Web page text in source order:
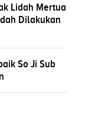
Lidah Mertua
Dilakukan
So Ji Sub